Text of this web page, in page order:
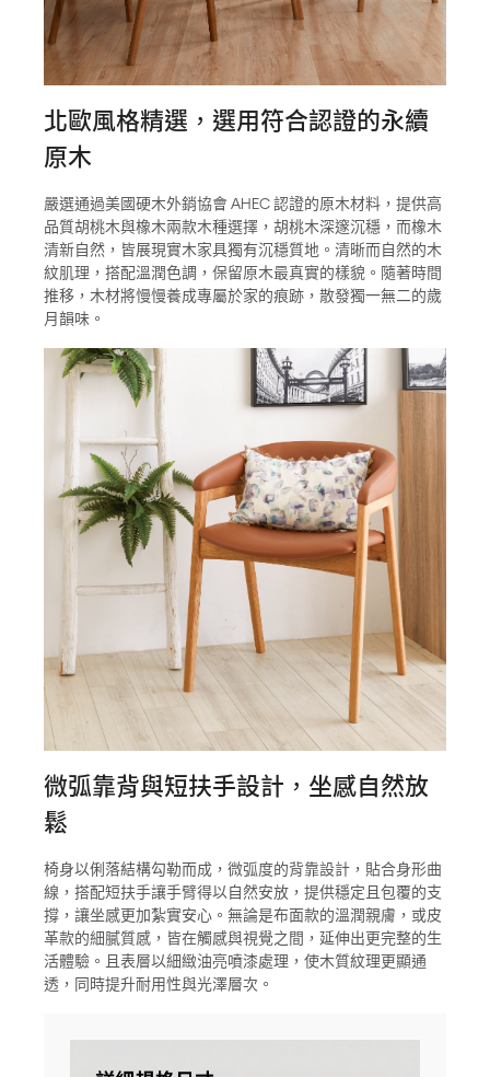
北歐風格精選，選用符合認證的永續
原木
嚴選通過美國硬木外銷協會 AHEC 認證的原木材料，提供高
品質胡桃木與橡木兩款木種選擇，胡桃木深邃沉穩，而橡木
清新自然，皆展現實木家具獨有沉穩質地。清晰而自然的木
紋肌理，搭配溫潤色調，保留原木最真實的樣貌。隨著時間
推移，木材將慢慢養成專屬於家的痕跡，散發獨一無二的歲
月韻味。
微弧靠背與短扶手設計，坐感自然放
鬆
椅身以俐落結構勾勒而成，微弧度的背靠設計，貼合身形曲
線，搭配短扶手讓手臂得以自然安放，提供穩定且包覆的支
撐，讓坐感更加紮實安心。無論是布面款的溫潤親膚，或皮
革款的細膩質感，皆在觸感與視覺之間，延伸出更完整的生
活體驗。且表層以細緻油亮噴漆處理，使木質紋理更顯通
透，同時提升耐用性與光澤層次。